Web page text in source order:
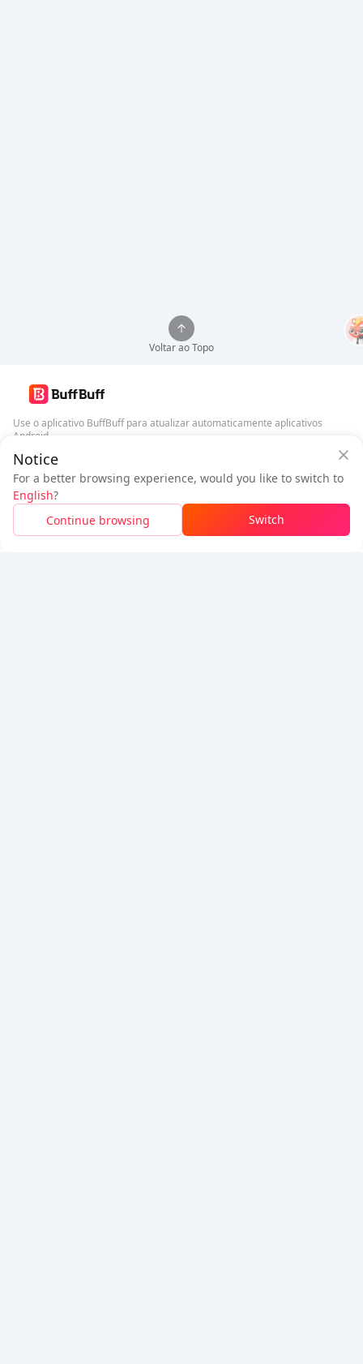
A pagar
Economizou$0.07
$1.04
Faça loginparaganhar 50 pontos (0.50 USD) +1 pontos ( 0.01USD)
Esgotado
Notice
For a better browsing experience, would you like to switch to
English?
Continue browsing
Switch
Voltar ao Topo
Use o aplicativo BuffBuff para atualizar automaticamente aplicativos
Android
Baixar BuffBuff
Siga-nos